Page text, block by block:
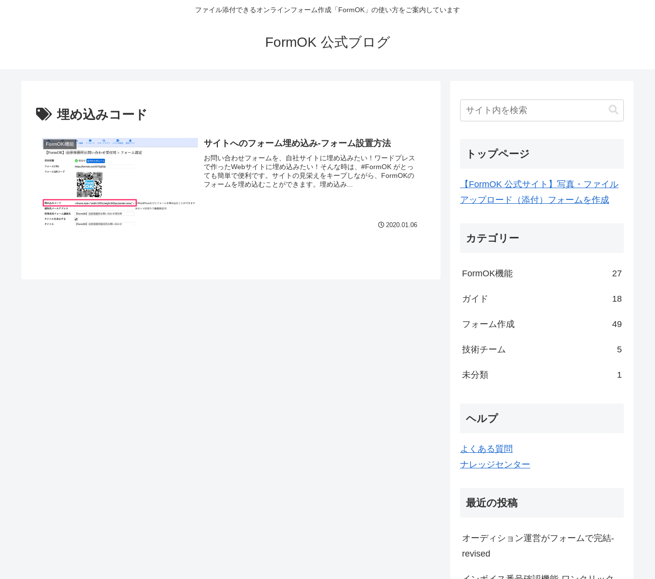
ファイル添付できるオンラインフォーム作成「FormOK」の使い方をご案内しています
FormOK 公式ブログ
埋め込みコード
FormOK機能 サイトへのフォーム埋め込み-フォーム設置方法
お問い合わせフォームを、自社サイトに埋め込みたい！ワードプレス
で作ったWebサイトに埋め込みたい！そんな時は、#FormOK がとっ
ても簡単で便利です。サイトの見栄えをキープしながら、FormOKの
フォームを埋め込むことができます。埋め込み...
2020.01.06
トップページ
【FormOK 公式サイト】写真・ファイル
アップロード（添付）フォームを作成
カテゴリー
FormOK機能 27
ガイド 18
フォーム作成 49
技術チーム 5
未分類 1
ヘルプ
よくある質問
ナレッジセンター
最近の投稿
オーディション運営がフォームで完結-
revised